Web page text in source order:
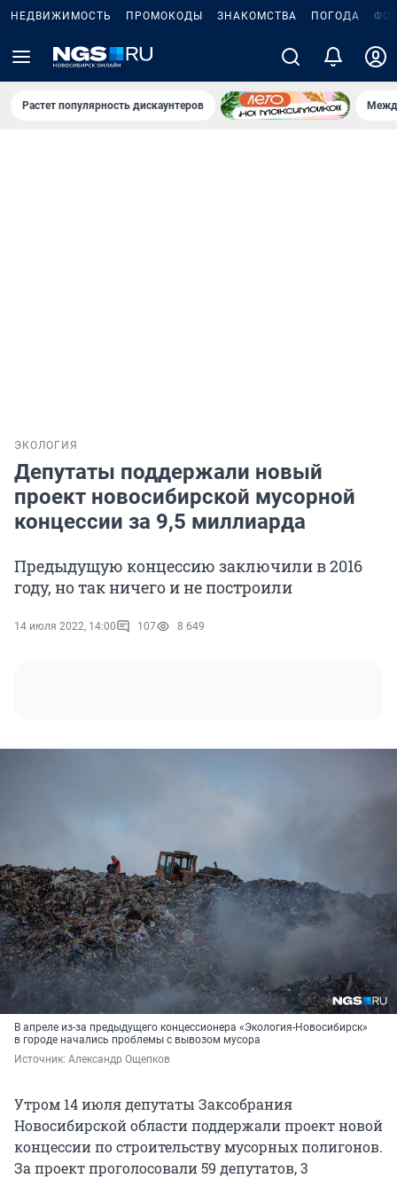
НЕДВИЖИМОСТЬ ПРОМОКОДЫ ЗНАКОМСТВА ПОГОДА
Растет популярность дискаунтеров
ЭКОЛОГИЯ
Депутаты поддержали новый
проект новосибирской мусорной
концессии за 9,5 миллиарда
Предыдущую концессию заключили в 2016
году, но так ничего и не построили
14 июля 2022, 14:00 107 8 649
В апреле из-за предыдущего концессионера «Экология-Новосибирск»
в городе начались проблемы с вывозом мусора
Источник: Александр Ощепков
Утром 14 июля депутаты Заксобрания
Новосибирской области поддержали проект новой
концессии по строительству мусорных полигонов.
За проект проголосовали 59 депутатов, 3